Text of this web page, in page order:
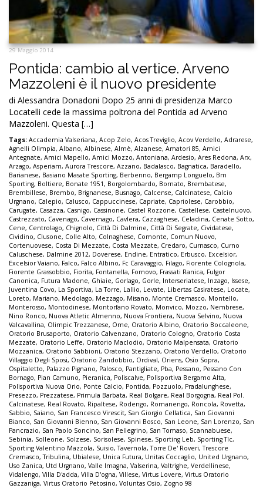
29 Maggio 2014
Pontida: cambio al vertice. Arveno
Mazzoleni è il nuovo presidente
di Alessandra Donadoni Dopo 25 anni di presidenza Marco
Locatelli cede la massima poltrona del Pontida ad Arveno
Mazzoleni. Questa […]
Tags: Accademia Valseriana, Acop Zelo, Acos Treviglio, Acov Verdello, Adrarese,
Agnelli Olimpia, Albano, Albinese, Almè, Alzanese, Amatori 85, Amici
Antegnate, Amici Mapello, Amici Mozzo, Antoniana, Ardesio, Ares Redona, Arx,
Arzago, Asperiam, Aurora Trescore, Azzano, Badalasco, Bagnatica, Baradello,
Barianese, Basiano Masate Sporting, Berbenno, Bergamp Longuelo, Bm
Sporting, Boltiere, Bonate 1951, Borgolombardo, Bornato, Brembatese,
Brembillese, Brembo, Brignanese, Busnago, Calcense, Calcinatese, Calcio
Urgnano, Calepio, Calusco, Cappuccinese, Capriate, Capriolese, Carobbio,
Carugate, Casazza, Casnigo, Cassinone, Castel Rozzone, Castellese, Castelnuovo,
Castrezzato, Cavenago, Cavernago, Cavlera, Cazzaghese, Celadina, Cenate Sotto,
Cene, Centrolago, Chignolo, Città Di Dalmine, Città Di Segrate, Cividatese,
Cividino, Clusone, Colle Alto, Colnaghese, Comonte, Comun Nuovo,
Cortenuovese, Costa Di Mezzate, Costa Mezzate, Credaro, Curnasco, Curno
Caluschese, Dalmine 2012, Doverese, Endine, Entratico, Erbusco, Excelsior,
Excelsior Vaiano, Falco, Falco Albino, Fc Caravaggio, Filago, Fiorente Colognola,
Fiorente Grassobbio, Fiorita, Fontanella, Fornovo, Frassati Ranica, Fulgor
Canonica, Futura Madone, Ghiaie, Gorlago, Gorle, Interseriatese, Inzago, Issese,
Juventina Covo, La Sportiva, La Torre, Lallio, Levate, Libertas Casiratese, Locate,
Loreto, Mariano, Medolago, Mezzago, Misano, Monte Cremasco, Montello,
Monterosso, Montodinese, Montorfano Rovato, Monvico, Mozzo, Nembrese,
Nino Ronco, Nuova Atletic Almenno, Nuova Frontiera, Nuova Selvino, Nuova
Valcavallina, Olimpic Trezzanese, Ome, Oratorio Albino, Oratorio Boccaleone,
Oratorio Brusaporto, Oratorio Calvenzano, Oratorio Cologno, Oratorio Costa
Mezzate, Oratorio Leffe, Oratorio Maclodio, Oratorio Malpensata, Oratorio
Mozzanica, Oratorio Sabbioni, Oratorio Stezzano, Oratorio Verdello, Oratorio
Villaggio Degli Sposi, Oratorio Zandobbio, Ordival, Oriens, Osio Sopra,
Ospitaletto, Palazzo Pignano, Palosco, Pantigliate, Pba, Pessano, Pessano Con
Bornago, Pian Camuno, Pieranica, Poliscalve, Polisportiva Bergamo Alta,
Polisportiva Nuova Orio, Ponte Calcio, Pontida, Pozzuolo, Pradalunghese,
Presezzo, Prezzatese, Primula Barbata, Real Bolgare, Real Borgogna, Real Pol.
Calcinatese, Real Rovato, Ripaltese, Rodengo, Romanengo, Roncola, Rovetta,
Sabbio, Saiano, San Francesco Virescit, San Giorgio Cellatica, San Giovanni
Bianco, San Giovanni Bienno, San Giovanni Bosco, San Leone, San Lorenzo, San
Pancrazio, San Paolo Soncino, San Pellegrino, San Tomaso, Scannabuese,
Sebinia, Solleone, Solzese, Sorisolese, Spinese, Sporting Leb, Sporting Tlc,
Sporting Valentino Mazzola, Suisio,Tavernola,Torre De' Roveri,Trescore
Cremasco,Tribulina, Ubialese, Unica Futura, Unitas Coccaglio, United Urgnano,
Uso Zanica, Utd Urgnano, Valle Imagna, Valserina, Valtrighe, Verdellinese,
Vidalengo, Villa D'adda, Villa D'ogna, Villese, Virtus Lovere, Virtus Oratorio
Gazzaniga, Virtus Oratorio Petosino, Voluntas Osio, Zogno 98